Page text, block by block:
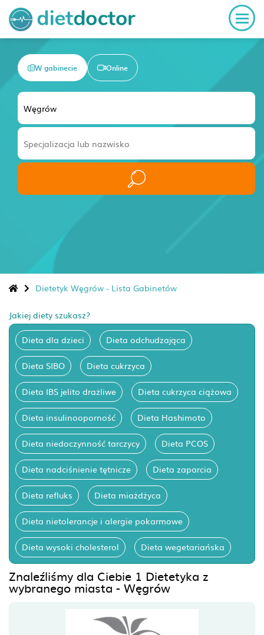
W gabinecie Online
Dietetyk Węgrów - Lista Gabinetów
Jakiej diety szukasz?
Dieta dla dzieci Dieta odchudzająca
Dieta SIBO Dieta cukrzyca
Dieta IBS jelito drażliwe Dieta cukrzyca ciążowa
Dieta insulinooporność Dieta Hashimoto
Dieta niedoczynność tarczycy Dieta PCOS
Dieta nadciśnienie tętnicze Dieta zaparcia
Dieta refluks Dieta miażdżyca
Dieta nietolerancje i alergie pokarmowe
Dieta wysoki cholesterol Dieta wegetariańska
Znaleźliśmy dla Ciebie 1 Dietetyka z
wybranego miasta - Węgrów